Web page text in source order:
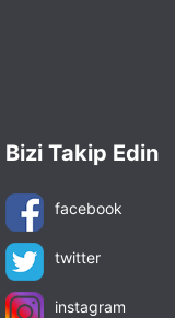
Bizi Takip Edin
facebook
twitter
instagram